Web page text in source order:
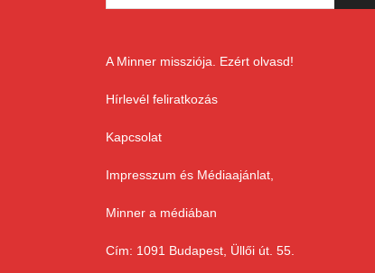
A Minner missziója. Ezért olvasd!
Hírlevél feliratkozás
Kapcsolat
Impresszum és Médiaajánlat,
Minner a médiában
Cím: 1091 Budapest, Üllői út. 55.